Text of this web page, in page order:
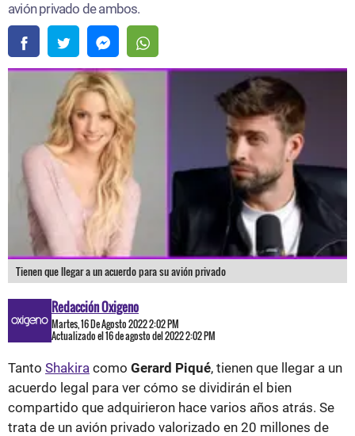
avión privado de ambos.
Tienen que llegar a un acuerdo para su avión privado
Redacción Oxigeno
Martes, 16 De Agosto 2022 2:02 PM
Actualizado el 16 de agosto del 2022 2:02 PM
Tanto Shakira como Gerard Piqué, tienen que llegar a un
acuerdo legal para ver cómo se dividirán el bien
compartido que adquirieron hace varios años atrás. Se
trata de un avión privado valorizado en 20 millones de